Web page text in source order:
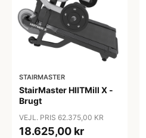
STAIRMASTER
StairMaster HIITMill X -
Brugt
VEJL. PRIS 62.375,00 KR
18.625,00 kr